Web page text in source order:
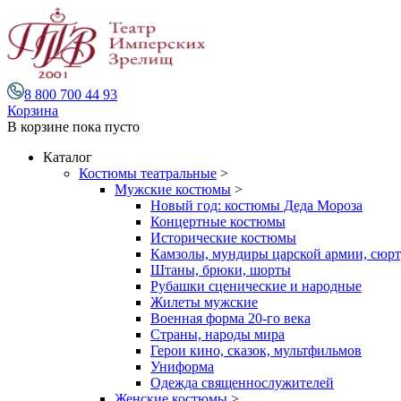
8 800 700 44 93
Корзина
В корзине пока пусто
Каталог
Костюмы театральные >
Мужские костюмы >
Новый год: костюмы Деда Мороза
Концертные костюмы
Исторические костюмы
Камзолы, мундиры царской армии,
Штаны, брюки, шорты
Рубашки сценические и народные
Жилеты мужские
Военная форма 20-го века
Страны, народы мира
Герои кино, сказок, мультфильмов
Униформа
Одежда священнослужителей